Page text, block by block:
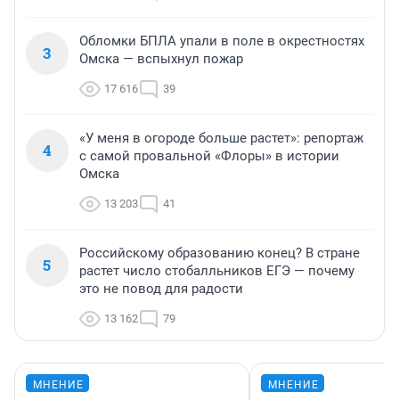
3
Обломки БПЛА упали в поле в окрестностях
Омска — вспыхнул пожар
17 616 39
4
«У меня в огороде больше растет»: репортаж
с самой провальной «Флоры» в истории
Омска
13 203 41
5
Российскому образованию конец? В стране
растет число стобалльников ЕГЭ — почему
это не повод для радости
13 162 79
МНЕНИЕ МНЕНИЕ